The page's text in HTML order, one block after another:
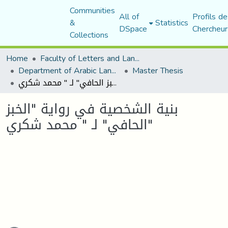
Communities
&
Collections
All of
DSpace Statistics Profils
Home
Faculty of Letters and Languages
Department of Arabic Language and Literature Master Thesis
بنية الشخصية في رواية "الخبز الحافي" لـ " محمد شكري"
بنية الشخصية في رواية "الخبز
الحافي" لـ " محمد شكري"